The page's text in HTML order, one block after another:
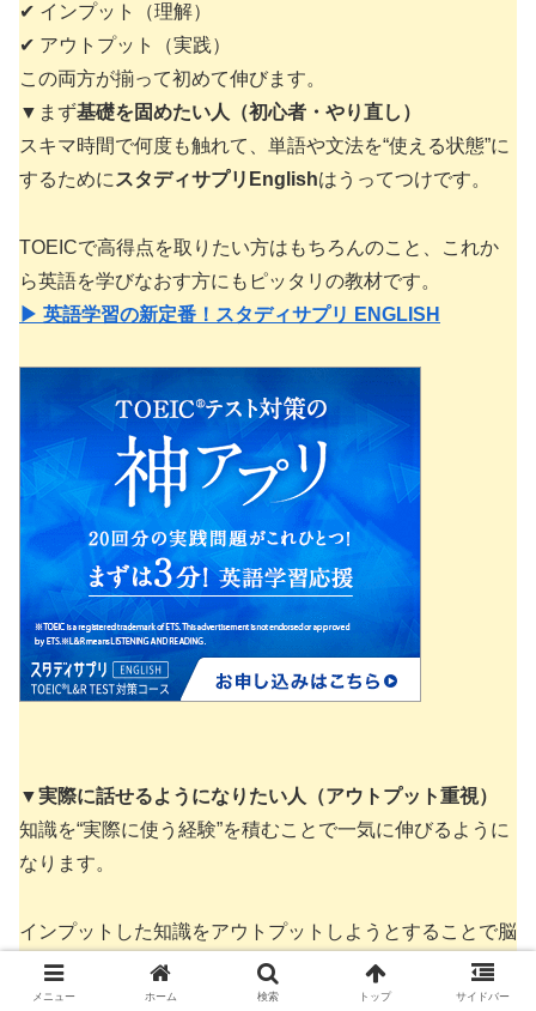
✔ インプット（理解）
✔ アウトプット（実践）
この両方が揃って初めて伸びます。
▼まず基礎を固めたい人（初心者・やり直し）
スキマ時間で何度も触れて、単語や文法を“使える状態”に
するために スタディサプリEnglishはうってつけです。
TOEICで高得点を取りたい方はもちろんのこと、これか
ら英語を学びなおす方にもピッタリの教材です。
▶ 英語学習の新定番！スタディサプリ ENGLISH
▼実際に話せるようになりたい人（アウトプット重視）
知識を“実際に使う経験”を積むことで一気に伸びるように
なります。
インプットした知識をアウトプットしようとすることで脳
に深く刻まれます。
メニュー ホーム 検索 トップ サイドバー